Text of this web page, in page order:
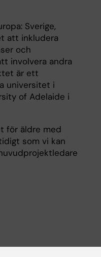
Sverige,
att inkludera
och
involvera andra
är ett
universitet i
of Adelaide i
för äldre med
som vi kan